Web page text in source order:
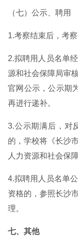
（七）公示、聘用
1.考察结束后，考
2.拟聘用人员名单
源和社会保障局审
官网公示，公示期
再进行递补。
3.公示期满后，对
的，学校将《长沙
人力资源和社会保
4.拟聘用人员名单
资格的，参照长沙
理。
七、其他